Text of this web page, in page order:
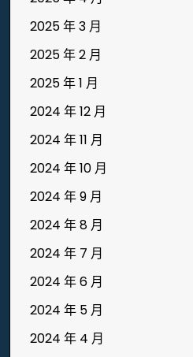
2025 年 3 月
2025 年 2 月
2025 年 1 月
2024 年 12 月
2024 年 11 月
2024 年 10 月
2024 年 9 月
2024 年 8 月
2024 年 7 月
2024 年 6 月
2024 年 5 月
2024 年 4 月